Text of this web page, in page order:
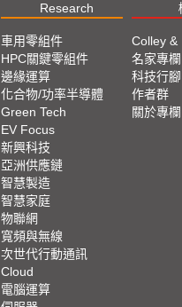
Research
車用零組件
HPC關鍵零組件
邊緣運算
化合物/功率半導體
Green Tech
EV Focus
新興科技
亞洲供應鏈
智慧製造
智慧家庭
物聯網
寬頻與無線
次世代行動通訊
Cloud
電腦運算
Colley &
名家專欄
科技行腳
作者群
關於專欄